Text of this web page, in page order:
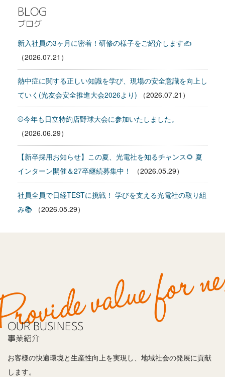
BLOG
ブログ
新入社員の3ヶ月に密着！研修の様子をご紹介します✍
（2026.07.21）
熱中症に関する正しい知識を学び、現場の安全意識を向上し
ていく(光友会安全推進大会2026より) （2026.07.21）
⚾今年も日立特約店野球大会に参加いたしました。
（2026.06.29）
【新卒採用お知らせ】この夏、光電社を知るチャンス🌻 夏
インターン開催＆27卒継続募集中！
（2026.05.29）
社員全員で日経TESTに挑戦！ 学びを支える光電社の取り組
み📚 （2026.05.29）
OUR BUSINESS
事業紹介
お客様の快適環境と生産性向上を実現し、地域社会の発展に貢献
します。